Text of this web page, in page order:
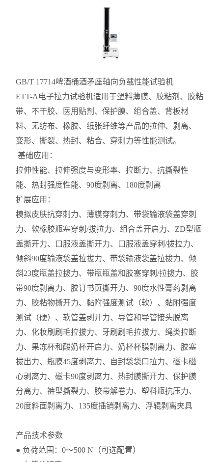
GB/T 17714啤酒桶酒矛座轴向负载性能试验机
ETT-A电子拉力试验机适用于塑料薄膜、胶粘剂、胶粘
带、不干胶、医用贴剂、保护膜、组合盖、背板材
料、无纺布、橡胶、纸张纤维等产品的拉伸、剥离、
变形、撕裂、热封、粘合、穿刺力等性能测试。
基础应用：
拉伸性能、拉伸强度与变形率、拉断力、抗撕裂性
能、热封强度性能、90度剥离、180度剥离
扩展应用：
模拟皮肤抗穿刺力、薄膜穿刺力、带袋输液袋盖穿刺
力、软橡胶瓶塞穿刺/拔拉力、组合盖开启力、ZD型瓶
盖撕开力、口服液盖撕开力、口服液盖穿刺/拔拉力、
倾斜90度输液袋盖拉拔力、带袋输液袋盖拉拔力、倾
斜23度瓶盖拉拔力、带瓶瓶盖和胶塞穿刺/拉拔力、胶
带90度剥离力、胶订书页撕开力、90度水性膏药剥离
力、胶粘物撕开力、黏附强度测试（软）、黏附强度
测试（硬）、软管盖剥开力、导管和导管接头脱离
力、化妆刷刷毛拉拔力、牙刷刷毛拉拔力、绳类拉断
力、果冻杯和酸奶杯开启力、奶杯杯膜剥离力、胶塞
拔出力、瓶膜45度剥离力、自封袋袋口拉力、磁卡磁
心剥离力、磁卡90度剥离力、热封膜撕开力、保护膜
分离力、裤型撕裂力、胶带解卷力、塑料瓶抗压力、
20度斜面剥离力、135度插销剥离力、浮辊剥离夹具
产品技术参数
● 负荷范围：0～500 N（可选配置）